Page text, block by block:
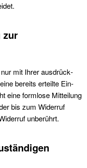
zur
mit Ihrer aus­drück­
bere­its erteilte Ein­
eine form­lose Mit­teilung
bis zum Wider­ruf
unberührt.